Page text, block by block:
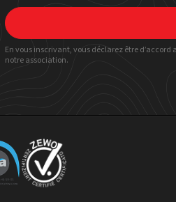
En vous inscrivant, vous déclarez être d’accord
notre association.